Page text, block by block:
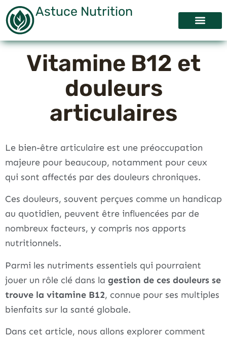
Astuce Nutrition
Vitamine B12 et
douleurs
articulaires
Le bien-être articulaire est une préoccupation
majeure pour beaucoup, notamment pour ceux
qui sont affectés par des douleurs chroniques.
Ces douleurs, souvent perçues comme un handicap
au quotidien, peuvent être influencées par de
nombreux facteurs, y compris nos apports
nutritionnels.
Parmi les nutriments essentiels qui pourraient
jouer un rôle clé dans la gestion de ces douleurs se
trouve la vitamine B12, connue pour ses multiples
bienfaits sur la santé globale.
Dans cet article, nous allons explorer comment